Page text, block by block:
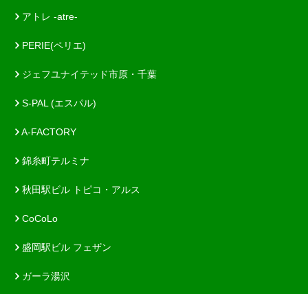
アトレ -atre-
PERIE(ペリエ)
ジェフユナイテッド市原・千葉
S-PAL (エスパル)
A-FACTORY
錦糸町テルミナ
秋田駅ビル トピコ・アルス
CoCoLo
盛岡駅ビル フェザン
ガーラ湯沢